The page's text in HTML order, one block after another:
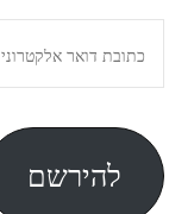
דואר
אלקטרוני
להירשם